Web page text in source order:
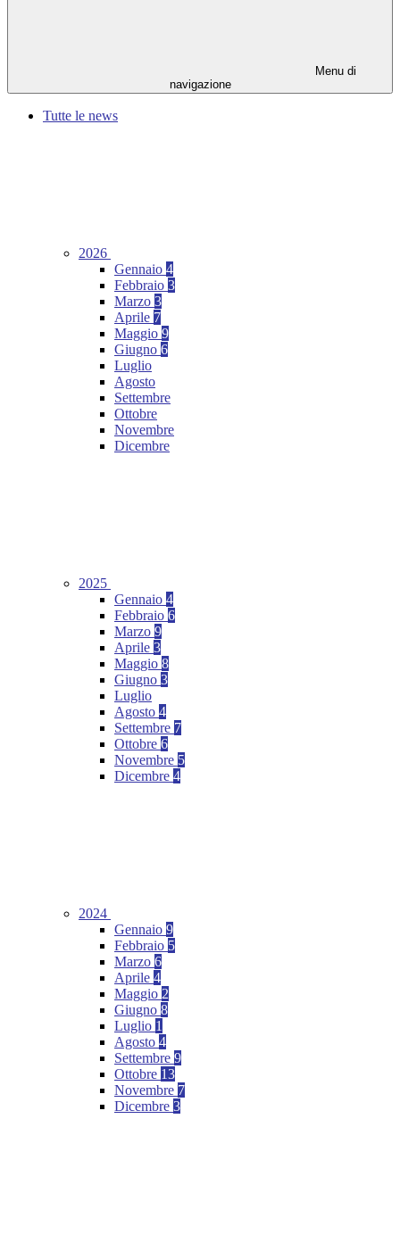
Menu di
navigazione
Tutte le news
2026
Gennaio 4
Febbraio 3
Marzo 3
Aprile 7
Maggio 9
Giugno 6
Luglio
Agosto
Settembre
Ottobre
Novembre
Dicembre
2025
Gennaio 4
Febbraio 6
Marzo 9
Aprile 3
Maggio 8
Giugno 3
Luglio
Agosto 4
Settembre 7
Ottobre 6
Novembre 5
Dicembre 4
2024
Gennaio 9
Febbraio 5
Marzo 6
Aprile 4
Maggio 2
Giugno 8
Luglio 1
Agosto 4
Settembre 9
Ottobre 13
Novembre 7
Dicembre 3